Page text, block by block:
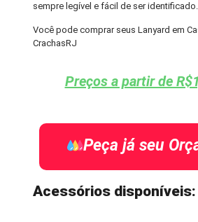
sempre legível e fácil de ser identificado.
Você pode comprar seus Lanyard em
CrachasRJ
Preços a partir de
Peça já seu
Acessórios disponíveis: